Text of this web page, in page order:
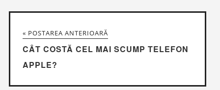
« POSTAREA ANTERIOARĂ
CÂT COSTĂ CEL MAI SCUMP TELEFON
APPLE?